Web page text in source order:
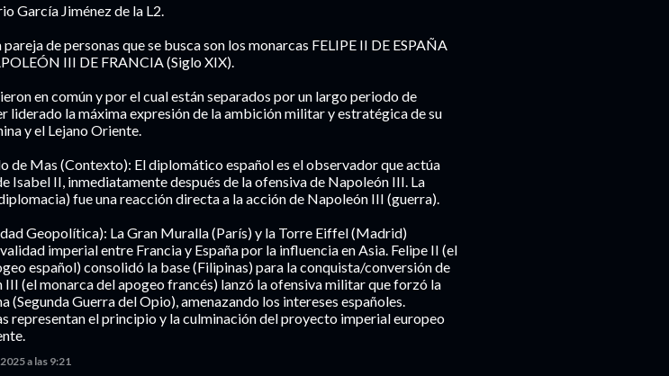
García Jiménez de la L2.
de personas que se busca son los monarcas FELIPE II DE ESPAÑA
III DE FRANCIA (Siglo XIX).
en común y por el cual están separados por un largo periodo de
liderado la máxima expresión de la ambición militar y estratégica de su
y el Lejano Oriente.
de Mas (Contexto): El diplomático español es el observador que actúa
Isabel II, inmediatamente después de la ofensiva de Napoleón III. La
fue una reacción directa a la acción de Napoleón III (guerra).
Geopolítica): La Gran Muralla (París) y la Torre Eiffel (Madrid)
imperial entre Francia y España por la influencia en Asia. Felipe II (el
español) consolidó la base (Filipinas) para la conquista/conversión de
III (el monarca del apogeo francés) lanzó la ofensiva militar que forzó la
(Segunda Guerra del Opio), amenazando los intereses españoles.
representan el principio y la culminación del proyecto imperial europeo
a las 9:21